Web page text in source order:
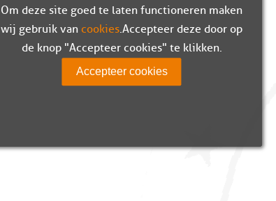
Om deze site goed te laten functioneren maken
wij gebruik van cookies. Accepteer deze door op
de knop "Accepteer cookies" te klikken.
Accepteer cookies